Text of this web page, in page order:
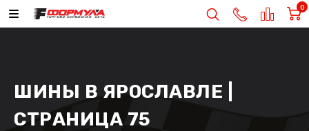
0
ШИНЫ В ЯРОСЛАВЛЕ |
СТРАНИЦА 75